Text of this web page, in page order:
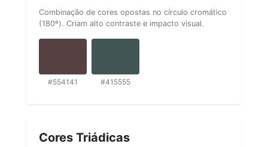
Combinação de cores opostas no círculo cromático
(180º). Criam alto contraste e impacto visual.
#554141 #415555
Cores Triádicas